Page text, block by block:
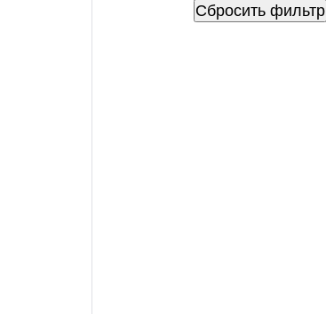
Сбросить фильтр